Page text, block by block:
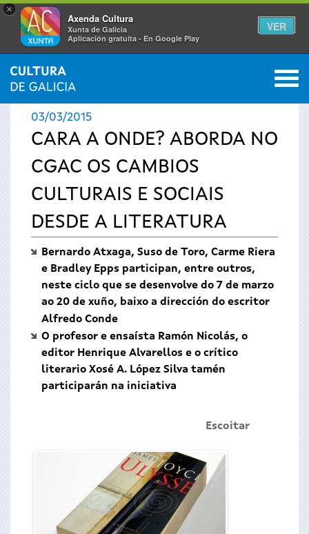
×
Axenda Cultura
Xunta de Galicia
Aplicación gratuíta - En Google Play
VER
Vostede
está
aquí
INICIO › ACTUALIDADE 0
03/03/2015
CARA A ONDE? ABORDA NO
CGAC OS CAMBIOS
CULTURAIS E SOCIAIS
DESDE A LITERATURA
Bernardo Atxaga, Suso de Toro, Carme Riera
e Bradley Epps participan, entre outros,
neste ciclo que se desenvolve do 7 de marzo
ao 20 de xuño, baixo a dirección do escritor
Alfredo Conde
O profesor e ensaísta Ramón Nicolás, o
editor Henrique Alvarellos e o crítico
literario Xosé A. López Silva tamén
participarán na iniciativa
Escoitar